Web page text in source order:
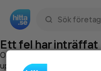
Ett fel har inträffat
Om du vill kan du
uppstod så att vi lättare och